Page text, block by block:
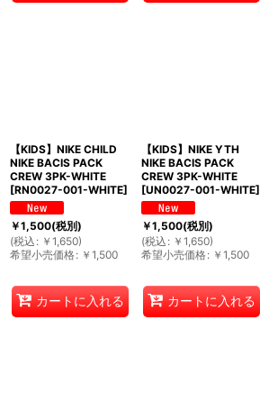
【KIDS】NIKE CHILD
NIKE BACIS PACK
CREW 3PK-WHITE
[RN0027-001-WHITE]
￥1,500(税別)
(税込 : ￥ 1,650)
希望小売価格: ￥ 1,500
カートに入れる
【KIDS】NIKE YTH
NIKE BACIS PACK
CREW 3PK-WHITE
[UN0027-001-WHITE]
￥1,500(税別)
(税込 : ￥ 1,650)
希望小売価格: ￥ 1,500
カートに入れる